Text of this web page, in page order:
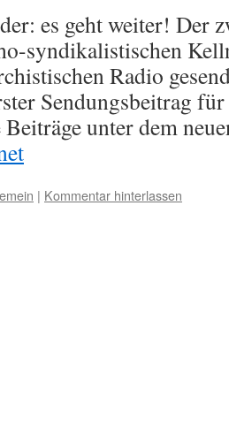
es geht weiter! Der
syndikalistischen
Radio
Sendungsbeitrag
unter dem
| Kommentar hinterlassen